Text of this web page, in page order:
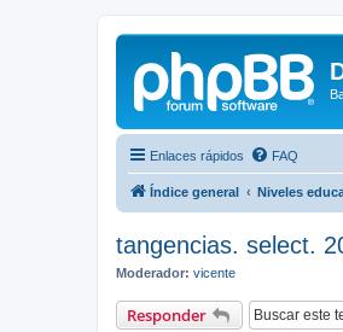
Enlaces rápidos FAQ
Índice general Niveles
tangencias. select.
Moderador: vicente
Responder